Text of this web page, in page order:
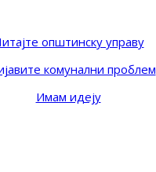
општинску управу
комунални проблем
Имам идеју